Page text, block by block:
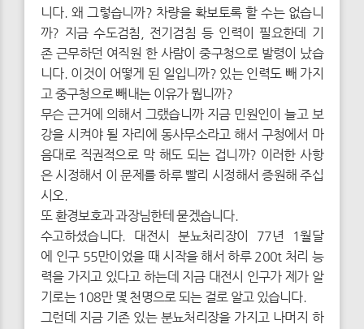
니다. 왜 그렇습니까? 차량을 확보토록 할 수는 없습니
까? 지금 수도검침, 전기검침 등 인력이 필요한데 기
존 근무하던 여직원 한 사람이 중구청으로 발령이 났습
니다. 이것이 어떻게 된 일입니까? 있는 인력도 빼 가지
고 중구청으로 빼내는 이유가 뭡니까?
무슨 근거에 의해서 그랬습니까 지금 민원인이 늘고 보
강을 시켜야 될 자리에 동사무소라고 해서 구청에서 마
음대로 직권적으로 막 해도 되는 겁니까? 이러한 사항
은 시정해서 이 문제를 하루 빨리 시정해서 증원해 주십
시오.
또 환경보호과 과장님한테 묻겠습니다.
수고하셨습니다. 대전시 분뇨처리장이 77년 1월달
에 인구 55만이었을 때 시작을 해서 하루 200t 처리 능
력을 가지고 있다고 하는데 지금 대전시 인구가 제가 알
기로는 108만 몇 천명으로 되는 걸로 알고 있습니다.
그런데 지금 기존 있는 분뇨처리장을 가지고 나머지 하